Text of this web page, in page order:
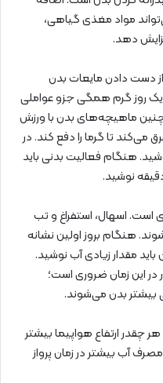
مواد مغذی گیاهی،
دست دادن مایعات بدن
روز گرم همگی جزو عواملی
ماهیچه‌های بدن با ورزش
می‌کند تا گرما را دفع کند. در
هنگام فعالیت بدنی باید
است. اسهال، استفراغ و تب
هنگام بروز اولین نشانه
مقدار زیادی آب نوشید.
در این زمان ضروری است؛
بدن می‌شوند.
چقدر ارتفاع هواپیما بیشتر
آب بیشتر در زمان پرواز